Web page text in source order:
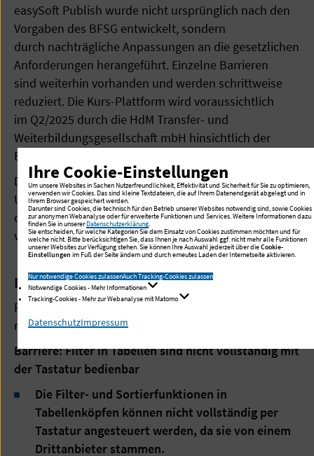
easySoft Publish wurde nicht ursprünglich nach den
Vorgaben des BFSG entwickelt, sondern
durch nachträgliche Anpassungen an die gesetzlichen
Anforderungen herangeführt. Einzelne Barrieren
sind weiterhin vorhanden und werden schrittweise
reduziert. Die Kurs-Plattform wird voraussichtlich
im Q2/2025 durch die HdM Transfer- und
Weiterbildungsgesellschaft mbH hinsichtlich der
Barrierefreiheit überprüft.
Diese Webanwendung ist wegen der folgenden
Unvereinbarkeiten und Ausnahmen nur teilweise mit
dem Barrierefreiheitsstärkungsgesetz (BFSG)
vereinbar.
B-3.1 Nicht barrierefreie Inhalte
Folgende Inhalte oder Funktionen können aktuell
nicht vollständig barrierefrei bereitgestellt werden:
Barriere: Filter in Tabellen sind nicht vollständig mit
der Tastatur bedienbar
Die Filter- und Sortierfunktionen in
Tabellenköpfen können nicht vollständig per
Tastatur angesteuert werden, da sie von einem
Drittanbieter stammen.
Ihre Cookie-Einstellungen
Um unsere Websites in Sachen Nutzerfreundlichkeit, Effektivität und Sicherheit für Sie zu optimieren,
verwenden wir Cookies. Das sind kleine Textdateien, die auf Ihrem Datenendgerät abgelegt und in
Ihrem Browser gespeichert werden.
Darunter sind Cookies, die technisch für den Betrieb unserer Websites notwendig sind, sowie Cookies
zur anonymen Webanalyse oder für erweiterte Funktionen und Services. Weitere Informationen dazu
finden Sie in unsererDatenschutzerklärung.
Sie entscheiden, für welche Kategorien Sie dem Einsatz von Cookies zustimmen möchten und für
welche nicht. Bitte berücksichtigen Sie, dass Ihnen je nach Auswahl ggf. nicht mehr alle Funktionen
unserer Websites zur Verfügung stehen. Sie können Ihre Auswahl jederzeit über dieCookie-
Einstellungen im Fuß der Seite ändern und durch erneutes Laden der Internetseite aktivieren.
Nur notwendige Cookies zulassenAuch Tracking-Cookies zulassen
Notwendige Cookies - Mehr Informationen
Tracking-Cookies - Mehr zur Webanalyse mit Matomo
DatenschutzImpressum